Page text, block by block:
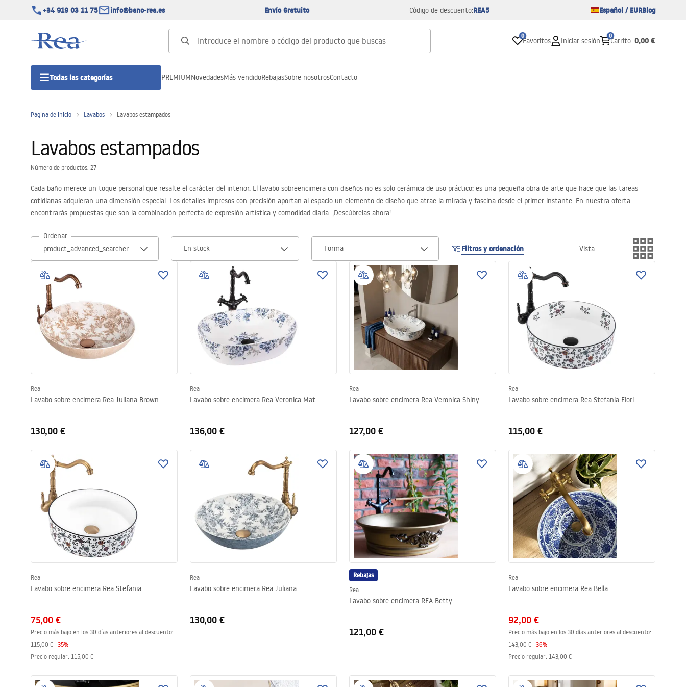
+34 919 03 11 75 info@bano-rea.es Envío Gratuito Código de descuento:REA5 Español / EURBlog
0
Favoritos Iniciar sesión
0
Carrito: 0,00 €
Todas las categorías
Puertas de ducha
Drenajes lineales
Inodoro, Bidé
Grifería
Ducha
PREMIUMNovedadesMás vendidoRebajasSobre nosotrosContacto
Página de inicio Lavabos Lavabos estampados
Lavabos estampados
Número de productos: 27
Cada baño merece un toque personal que resalte el carácter del interior. El lavabo sobreencimera con diseños no es solo cerámica de uso práctico: es una pequeña obra de arte que hace que las tareas
cotidianas adquieran una dimensión especial. Los detalles impresos con precisión aportan al espacio un elemento de diseño que atrae la mirada y fascina desde el primer instante. En nuestra oferta
encontrarás propuestas que son la combinación perfecta de expresión artística y comodidad diaria. ¡Descúbrelas ahora!
Ordenar
En stock
Forma Filtros y ordenación Vista :
Rea
Lavabo sobre encimera Rea Juliana Brown
130,00 €
Rea
Lavabo sobre encimera Rea Veronica Mat
136,00 €
Rea
Lavabo sobre encimera Rea Veronica Shiny
127,00 €
Rea
Lavabo sobre encimera Rea Stefania Fiori
115,00 €
Rea
Lavabo sobre encimera Rea Stefania
75,00 €
Precio más bajo en los 30 días anteriores al descuento:
115,00 € -35%
Precio regular: 115,00 €
Rea
Lavabo sobre encimera Rea Juliana
130,00 €
Rebajas
Rea
Lavabo sobre encimera REA Betty
121,00 €
Rea
Lavabo sobre encimera Rea Bella
92,00 €
Precio más bajo en los 30 días anteriores al descuento:
143,00 € -36%
Precio regular: 143,00 €